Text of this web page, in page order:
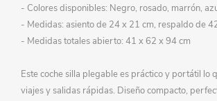
- Colores disponibles: Negro, rosado, marrón,
- Medidas: asiento de 24 x 21 cm, respaldo de
- Medidas totales abierto: 41 x 62 x 94 cm
Este coche silla plegable es práctico y portátil lo
viajes y salidas rápidas. Diseño compacto,